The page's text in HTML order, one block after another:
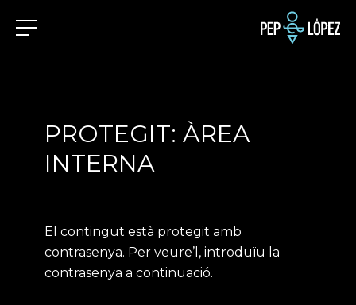
PROTEGIT: ÀREA
INTERNA
El contingut està protegit amb
contrasenya. Per veure’l, introduïu la
contrasenya a continuació.